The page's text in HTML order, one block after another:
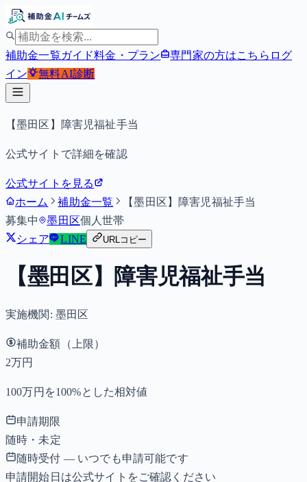
補助金一覧ガイド料金・プラン 専門家の方はこちら ログ
イン
無料AI診断
【墨田区】障害児福祉手当
公式サイトで詳細を確認
公式サイトを見る
ホーム
補助金一覧
【墨田区】障害児福祉手当
募集中
墨田区個人世帯
シェア
LINE URLコピー
【墨田区】障害児福祉手当
実施機関: 墨田区
補助金額（上限）
2万円
100万円を100%とした相対値
申請期限
随時・未定
随時受付 — いつでも申請可能です
申請開始日は公式サイトをご確認ください